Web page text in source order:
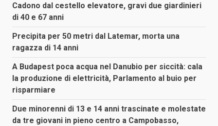
Cadono dal cestello elevatore, gravi due giardinieri
di 40 e 67 anni
Precipita per 50 metri dal Latemar, morta una
ragazza di 14 anni
A Budapest poca acqua nel Danubio per siccità: cala
la produzione di elettricità, Parlamento al buio per
risparmiare
Due minorenni di 13 e 14 anni trascinate e molestate
da tre giovani in pieno centro a Campobasso,